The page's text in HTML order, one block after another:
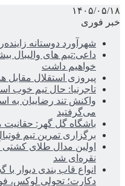
۱۴۰۵/۰۵/۱۸
خبر فوری
شهرآورد دوستانه
داعی:تیم های والیبال
خواهیم داشت
پیروزی استقلال مقابل
تاجرنیا: حال تیم خوب
واکنش تند رضاییان به
می‌گرفتید
باشگاه گل گهر: حقانیت
برگزاری تمرین تیم
اولین مدال طلای
نقره‌ای شد
انواع قاب بندی دیوار
دکارت؛ تحولی لوکس،